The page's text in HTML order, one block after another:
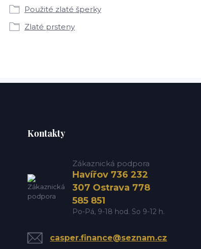
Použité zlaté šperky
Zlaté prsteny
Kontakty
Zákaznická podpora
Havířov 736 232
307 Ostrava 778
585 851
Po-Pá, 9-18 hod. So 9-12 h.
casper.finance@seznam.cz